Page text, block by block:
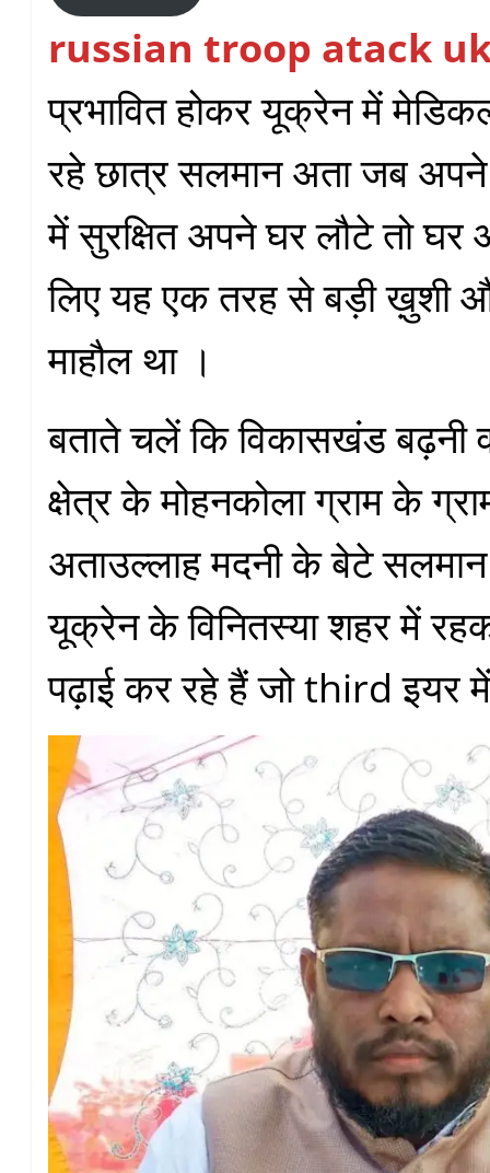
russian troop atack
प्रभावित होकर यूक्रेन में
रहे छात्र सलमान अता जब अपने
में सुरक्षित अपने घर लौटे तो घर
लिए यह एक तरह से बड़ी ख़ुशी
माहौल था ।
बताते चलें कि विकासखंड बढ़नी
क्षेत्र के मोहनकोला ग्राम के
अताउल्लाह मदनी के बेटे
यूक्रेन के विनितस्या शहर में
पढ़ाई कर रहे हैं जो third इयर